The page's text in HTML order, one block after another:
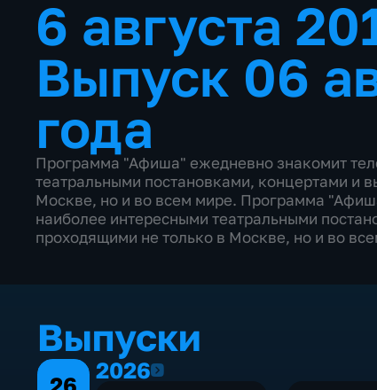
6 августа
Выпуск 06
года
Программа "Афиша" ежедневно знакомит
театральными постановками, концертами и
Москве, но и во всем мире. Программа
наиболее интересными театральными
проходящими не только в Москве, но и во
Выпуски
20262026